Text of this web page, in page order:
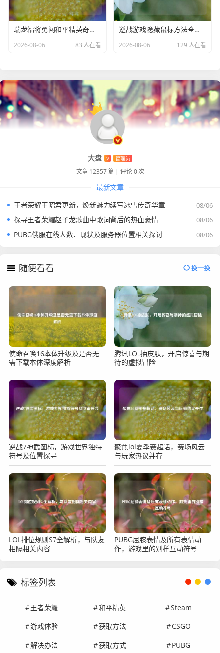
瑞龙福将勇闯和平精英奇幻战场
2026-08-06 83 人在看
逆战游戏隐藏鼠标方法全解析
2026-08-06 129 人在看
大盘 V 管理员
文章 12357 篇 | 评论 0 次
最新文章
08/06
王者荣耀王昭君更新，焕新魅力续写冰雪传奇华章
08/06
探寻王者荣耀赵子龙歌曲中歌词背后的热血豪情
08/06
PUBG俄服在线人数、现状及服务器位置相关探讨
随便看看 换一换
使命召唤16本体升级及是否无
需下载本体深度解析
腾讯LOL抽皮肤，开启惊喜与期
待的虚拟冒险
逆战7神武图标，游戏世界独特
符号及位置探寻
聚焦lol夏季赛超话，赛场风云
与玩家热议并存
LOL排位规则S7全解析，与队友
相隔相关内容
PUBG屈膝表情及所有表情动
作，游戏里的别样互动符号
标签列表
王者荣耀 和平精英
Steam
游戏体验
获取方法
CSGO
解决办法
获取方式 PUBG